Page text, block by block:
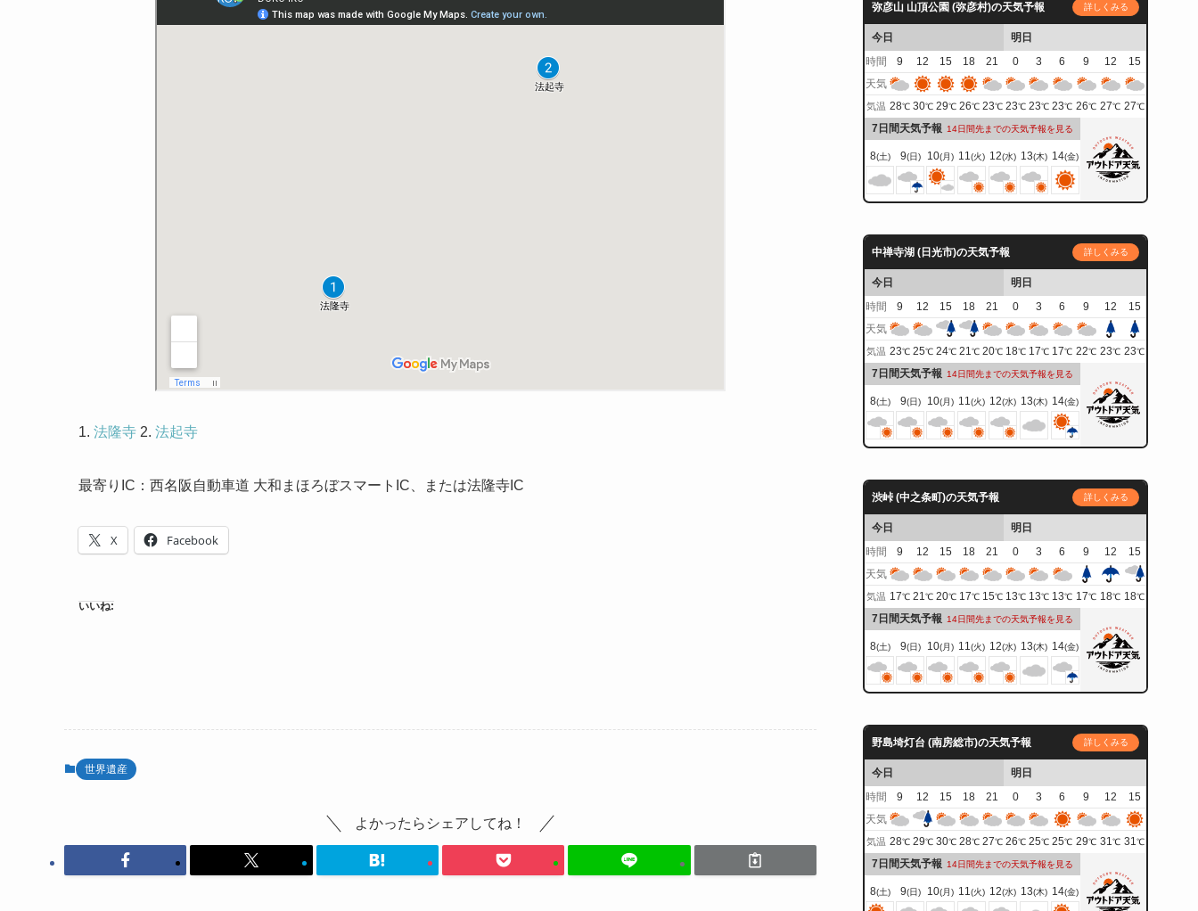
1. 法隆寺 2. 法起寺
最寄りIC：西名阪自動車道 大和まほろぼスマートIC、または法隆寺IC
X Facebook
いいね:
世界遺産
よかったらシェアしてね！
弥彦山 山頂公園 (弥彦村)の天気予報 詳しくみる
今日
明日
時間
9 12 15 18 21 0 3 6 9 12
15
天気
気温 28℃ 30℃ 29℃ 26℃ 23℃ 23℃ 23℃ 23℃ 26℃ 27℃ 27℃
7日間天気予報 14日間先までの天気予報を見る
8(土) 9(日) 10(月) 11(火) 12(水) 13(木) 14(金)
中禅寺湖 (日光市)の天気予報 詳しくみる
今日
明日
時間
9 12 15 18 21 0 3 6 9 12
15
天気
気温 23℃ 25℃ 24℃ 21℃ 20℃ 18℃ 17℃ 17℃ 22℃ 23℃ 23℃
7日間天気予報 14日間先までの天気予報を見る
8(土) 9(日) 10(月) 11(火) 12(水) 13(木) 14(金)
渋峠 (中之条町)の天気予報 詳しくみる
今日
明日
時間
9 12 15 18 21 0 3 6 9 12
15
天気
気温 17℃ 21℃ 20℃ 17℃ 15℃ 13℃ 13℃ 13℃ 17℃ 18℃ 18℃
7日間天気予報 14日間先までの天気予報を見る
8(土) 9(日) 10(月) 11(火) 12(水) 13(木) 14(金)
野島埼灯台 (南房総市)の天気予報 詳しくみる
今日
明日
時間
9 12 15 18 21 0 3 6 9 12
15
天気
気温 28℃ 29℃ 30℃ 28℃ 27℃ 26℃ 25℃ 25℃ 29℃ 31℃ 31℃
7日間天気予報 14日間先までの天気予報を見る
8(土) 9(日) 10(月) 11(火) 12(水) 13(木) 14(金)